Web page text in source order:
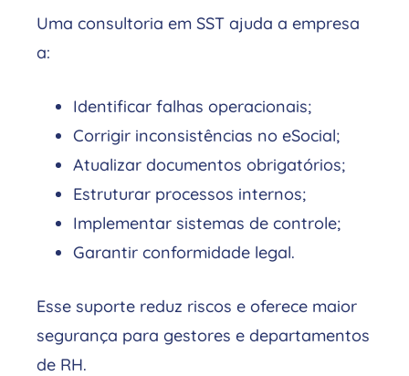
Uma consultoria em SST ajuda a empresa
a:
Identificar falhas operacionais;
Corrigir inconsistências no eSocial;
Atualizar documentos obrigatórios;
Estruturar processos internos;
Implementar sistemas de controle;
Garantir conformidade legal.
Esse suporte reduz riscos e oferece maior
segurança para gestores e departamentos
de RH.